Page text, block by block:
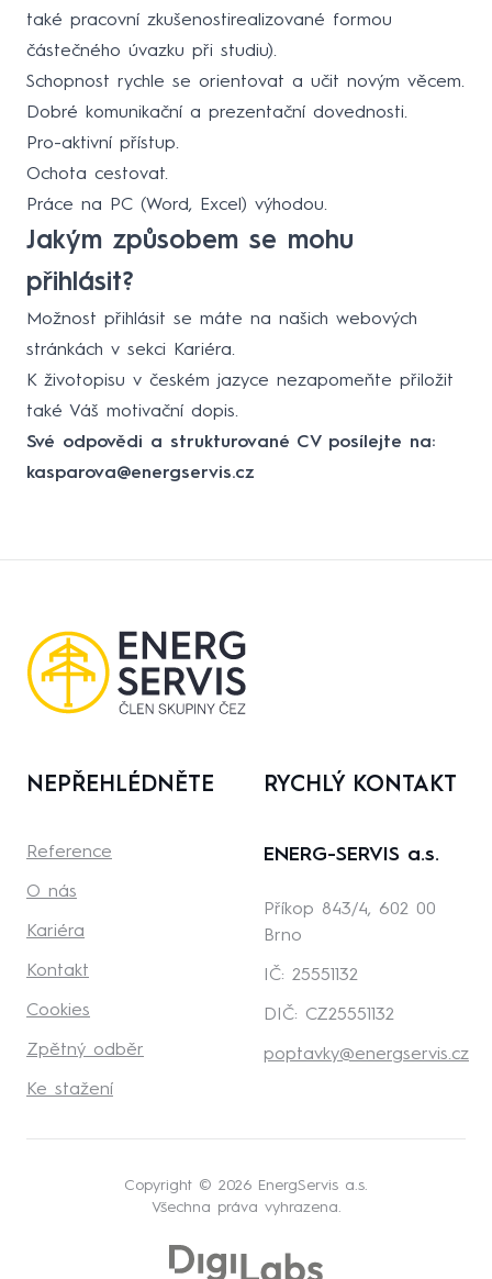
také pracovní zkušenostirealizované formou
částečného úvazku při studiu).
Schopnost rychle se orientovat a učit novým věcem.
Dobré komunikační a prezentační dovednosti.
Pro-aktivní přístup.
Ochota cestovat.
Práce na PC (Word, Excel) výhodou.
Jakým způsobem se mohu
přihlásit?
Možnost přihlásit se máte na našich webových
stránkách v sekci Kariéra.
K životopisu v českém jazyce nezapomeňte přiložit
také Váš motivační dopis.
Své odpovědi a strukturované CV posílejte na:
kasparova@energservis.cz
NEPŘEHLÉDNĚTE
Reference
O nás
Kariéra
Kontakt
Cookies
Zpětný odběr
Ke stažení
RYCHLÝ KONTAKT
ENERG-SERVIS a.s.
Příkop 843/4, 602 00
Brno
IČ: 25551132
DIČ: CZ25551132
poptavky@energservis.cz
Copyright © 2026 EnergServis a.s.
Všechna práva vyhrazena.